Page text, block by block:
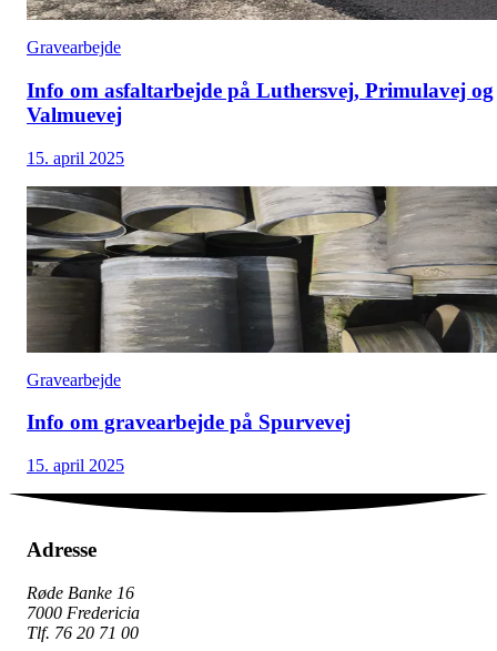
Gravearbejde
Info om asfaltarbejde på Luthersvej, Primulavej og
Valmuevej
15. april 2025
Gravearbejde
Info om gravearbejde på Spurvevej
15. april 2025
Adresse
Røde Banke 16
7000 Fredericia
Tlf. 76 20 71 00